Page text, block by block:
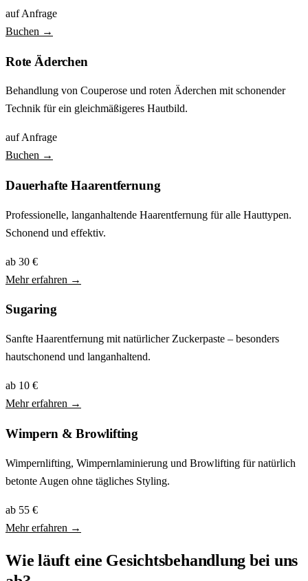
auf Anfrage
Buchen →
Rote Äderchen
Behandlung von Couperose und roten Äderchen mit schonender
Technik für ein gleichmäßigeres Hautbild.
auf Anfrage
Buchen →
Dauerhafte Haarentfernung
Professionelle, langanhaltende Haarentfernung für alle Hauttypen.
Schonend und effektiv.
ab 30 €
Mehr erfahren →
Sugaring
Sanfte Haarentfernung mit natürlicher Zuckerpaste – besonders
hautschonend und langanhaltend.
ab 10 €
Mehr erfahren →
Wimpern & Browlifting
Wimpernlifting, Wimpernlaminierung und Browlifting für natürlich
betonte Augen ohne tägliches Styling.
ab 55 €
Mehr erfahren →
Wie läuft eine Gesichtsbehandlung bei uns